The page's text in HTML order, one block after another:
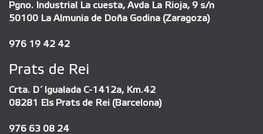
Pgno. Industrial La cuesta, Avda La Rioja, 9 s/n
50100 La Almunia de Doña Godina (Zaragoza)
976 19 42 42
Prats de Rei
Crta. D´Igualada C-1412a, Km.42
08281 Els Prats de Rei (Barcelona)
976 63 08 24